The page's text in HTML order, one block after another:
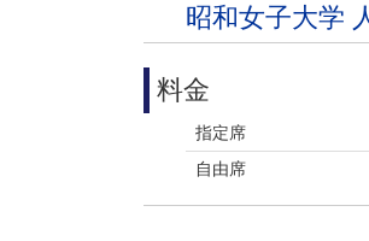
昭和女子大学
料金
指定席
自由席